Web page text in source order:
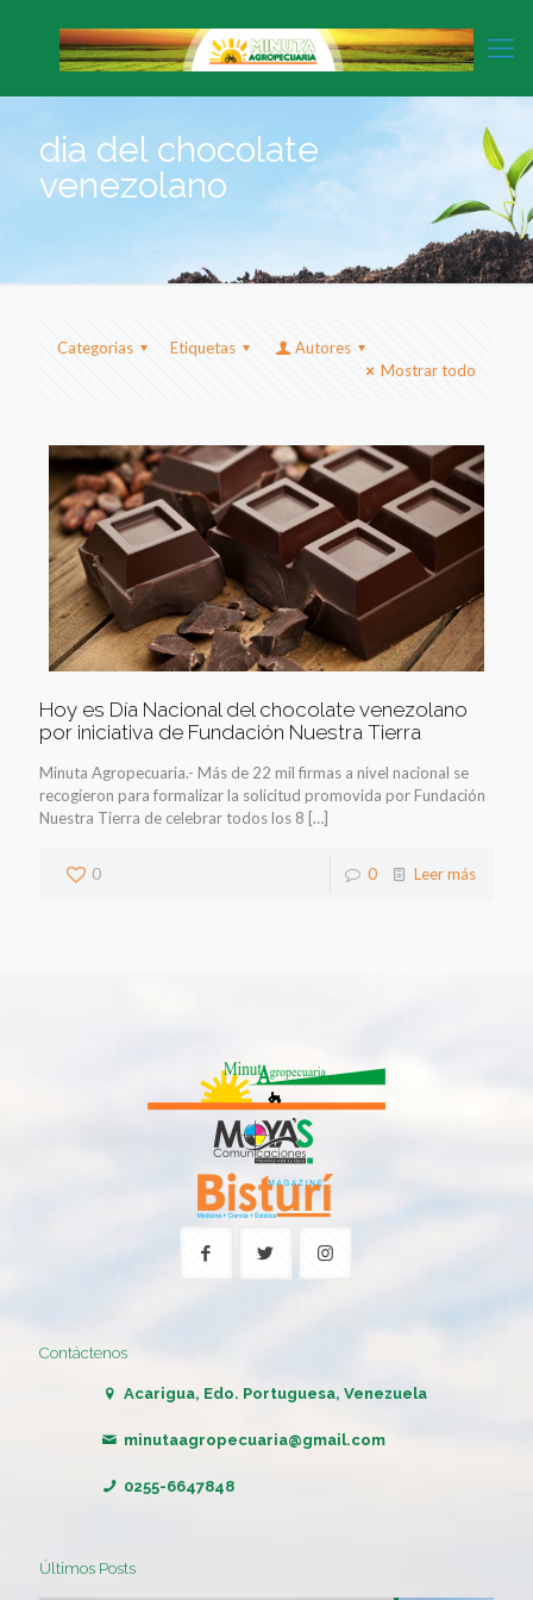
dia del chocolate
venezolano
Categorias Etiquetas
Autores
Mostrar todo
Hoy es Día Nacional del chocolate venezolano
por iniciativa de Fundación Nuestra Tierra
Minuta Agropecuaria.- Más de 22 mil firmas a nivel nacional se
recogieron para formalizar la solicitud promovida por Fundación
Nuestra Tierra de celebrar todos los 8 […]
0 0 Leer más
Contáctenos
Acarigua, Edo. Portuguesa, Venezuela
minutaagropecuaria@gmail.com
0255-6647848
Últimos Posts